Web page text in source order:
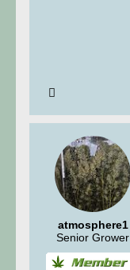
atmosphere1
Senior Grower